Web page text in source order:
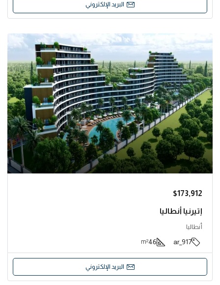
البريد الإلكتروني
$173,912
إتيرنيا أنطاليا
أنطاليا
917_ar
46
m²
البريد الإلكتروني